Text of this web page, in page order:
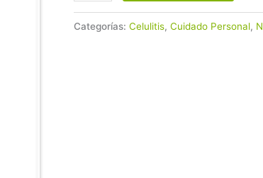
Categorías: Celulitis, Cuidado Personal,